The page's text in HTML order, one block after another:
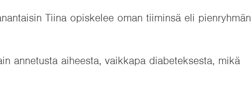
Tiina opiskelee oman tiiminsä eli pienryhmän
annetusta aiheesta, vaikkapa diabeteksesta, mikä